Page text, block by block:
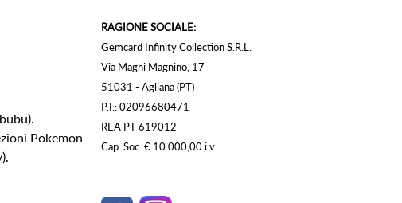
Pokemon-
RAGIONE SOCIALE:
Gemcard Infinity Collection S.R.L.
Via Magni Magnino, 17
51031 - Agliana (PT)
P.I.: 02096680471
REA PT 619012
Cap. Soc. € 10.000,00 i.v.